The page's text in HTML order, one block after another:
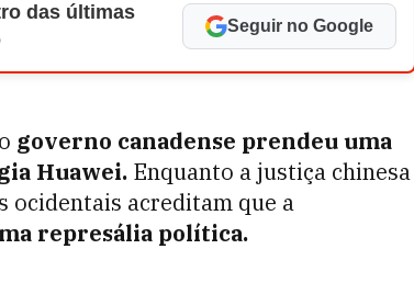
das últimas
Seguir no Google
governo canadense prendeu uma
Huawei. Enquanto a justiça chinesa
ocidentais acreditam que a
represália política.